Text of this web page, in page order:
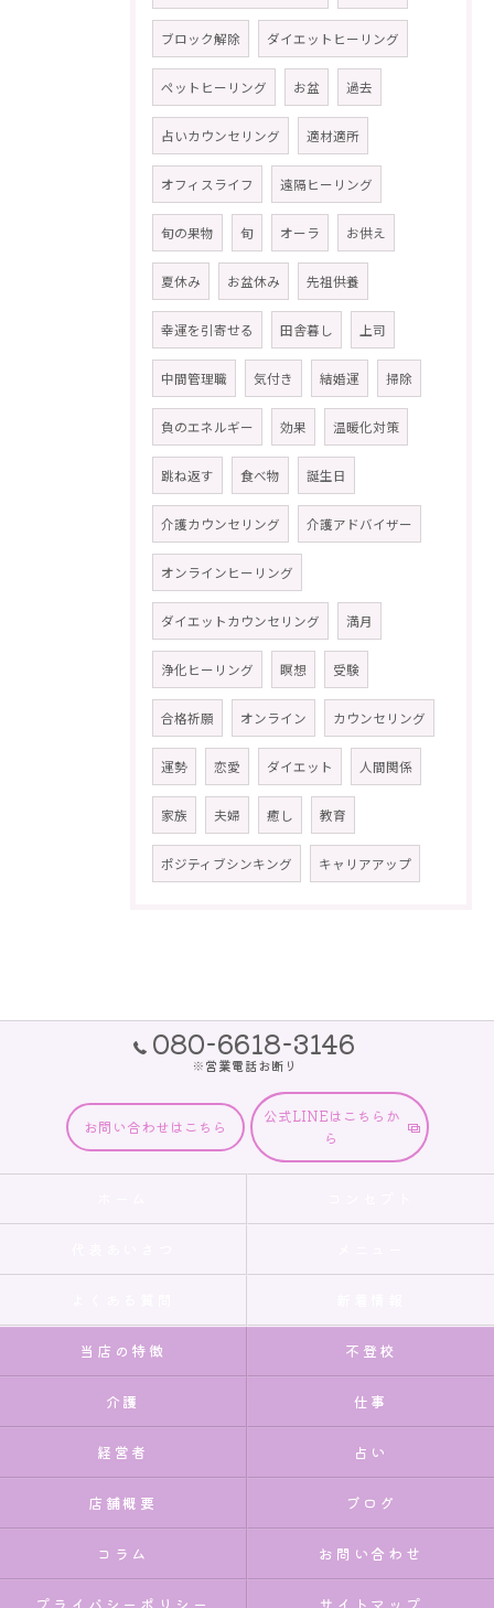
ブロック解除 ダイエットヒーリング
ペットヒーリング お盆 過去
占いカウンセリング 適材適所
オフィスライフ 遠隔ヒーリング
旬の果物 旬 オーラ お供え
夏休み お盆休み 先祖供養
幸運を引寄せる 田舎暮し 上司
中間管理職 気付き 結婚運 掃除
負のエネルギー 効果 温暖化対策
跳ね返す 食べ物 誕生日
介護カウンセリング 介護アドバイザー
オンラインヒーリング
ダイエットカウンセリング 満月
浄化ヒーリング 瞑想 受験
合格祈願 オンライン カウンセリング
運勢 恋愛 ダイエット 人間関係
家族 夫婦 癒し 教育
ポジティブシンキング キャリアアップ
080-6618-3146
※営業電話お断り
お問い合わせはこちら
公式LINEはこちらか
ら
当店の特徴 不登校
介護 仕事
経営者 占い
店舗概要 ブログ
コラム お問い合わせ